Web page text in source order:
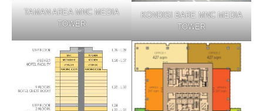
TAMAN AREA MNC MEDIA
TOWER
KONDISI BARE MNC MEDIA
TOWER